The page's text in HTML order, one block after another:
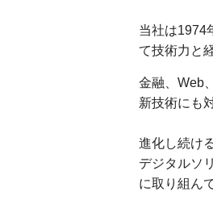
当社は1974
て技術力と
金融、Web
新技術にも
進化し続け
デジタルソ
に取り組ん